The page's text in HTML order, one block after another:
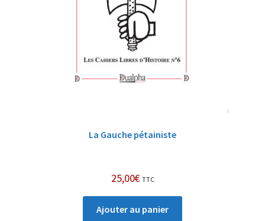
La Gauche pétainiste
25,00€ TTC
Ajouter au panier